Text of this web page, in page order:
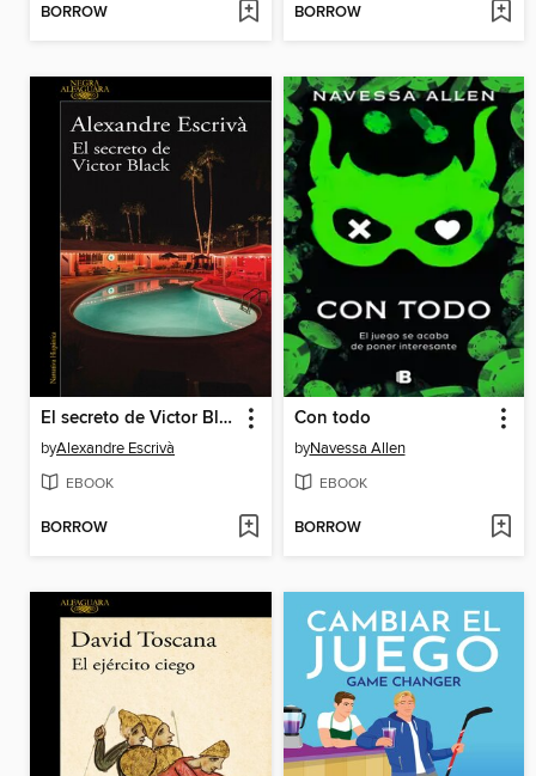
BORROW BORROW
El secreto de Victor Black
byAlexandre Escrivà
EBOOK
BORROW
Con todo
byNavessa Allen
EBOOK
BORROW